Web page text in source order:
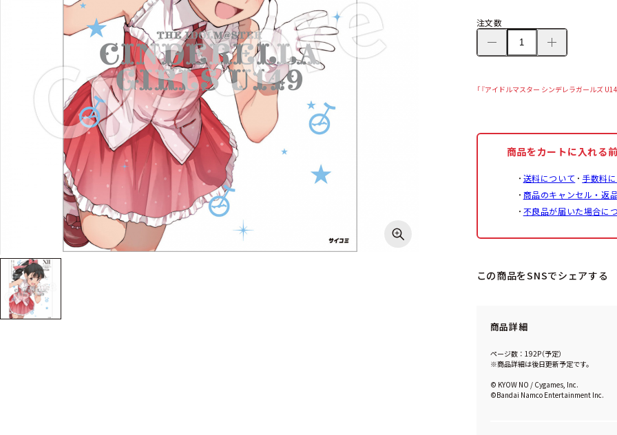
注文数
「『アイドルマスター シンデレラガールズ
商品をカートに入れる
送料について 手数料
商品のキャンセル・返
不良品が届いた場合に
この商品をSNSでシェアする
商品詳細
ページ数：192P（予定）
※商品詳細は後日更新予定です。
© KYOW NO / Cygames, Inc.
©Bandai Namco Entertainment Inc.